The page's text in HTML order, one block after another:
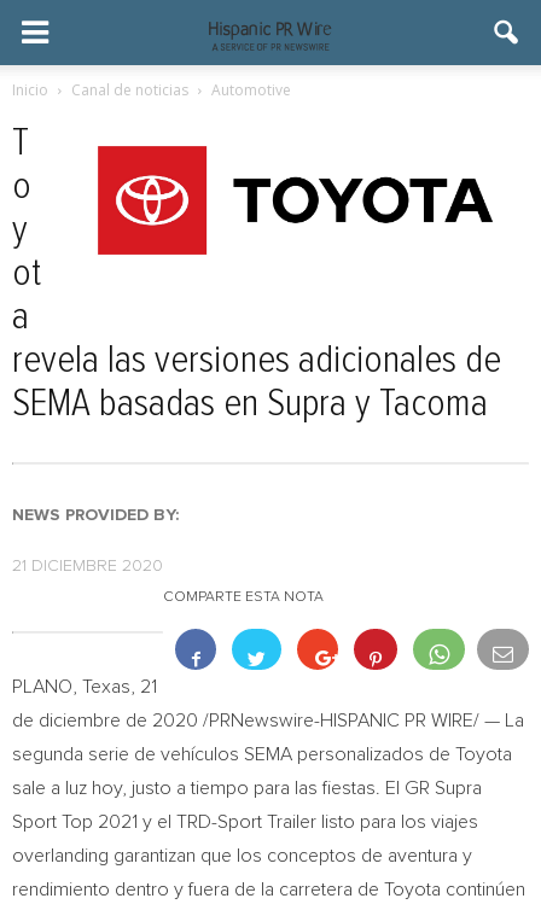
Inicio Canal de noticias Automotive
T
o
y
ot
a
revela las versiones adicionales de
SEMA basadas en Supra y Tacoma
NEWS PROVIDED BY:
21 DICIEMBRE 2020
COMPARTE ESTA NOTA
PLANO, Texas , 21
de diciembre de 2020 /PRNewswire-HISPANIC PR WIRE/ — La
segunda serie de vehículos SEMA personalizados de Toyota
sale a luz hoy, justo a tiempo para las fiestas. El GR Supra
Sport Top 2021 y el TRD-Sport Trailer listo para los viajes
overlanding garantizan que los conceptos de aventura y
rendimiento dentro y fuera de la carretera de Toyota continúen